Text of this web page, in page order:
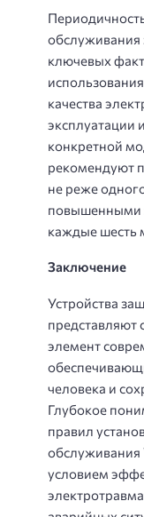
обслуживания
ключевых
качества
эксплуатации
конкретной
рекомендуют
не реже
повышенными
каждые шесть
Заключение
Устройства
представляют
элемент
человека и
Глубокое
правил
условием